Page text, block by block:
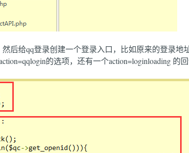
后给qq登录创建一个登录入口，比如原来的登录地
的选项，还有一个action=loginloading 的回